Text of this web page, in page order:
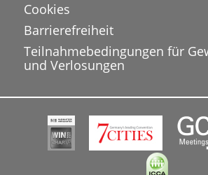
Cookies
Barrierefreiheit
Teilnahmebedingungen für
und Verlosungen